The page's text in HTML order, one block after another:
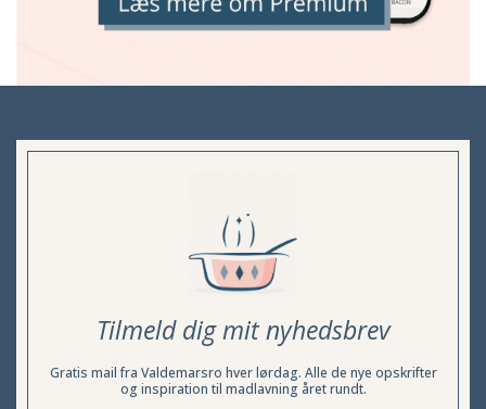
Tilmeld dig mit nyhedsbrev
Gratis mail fra Valdemarsro hver lørdag. Alle de nye opskrifter
og inspiration til madlavning året rundt.